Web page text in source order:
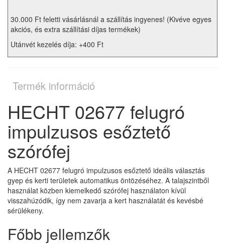
30.000 Ft feletti vásárlásnál a szállítás ingyenes! (Kivéve egyes
akciós, és extra szállítási díjas termékek)
Utánvét kezelés díja: +400 Ft
Termék információ
HECHT 02677 felugró
impulzusos esőztető
szórófej
A HECHT 02677 felugró impulzusos esőztető ideális választás
gyep és kerti területek automatikus öntözéséhez. A talajszintből
használat közben kiemelkedő szórófej használaton kívül
visszahúzódik, így nem zavarja a kert használatát és kevésbé
sérülékeny.
Főbb jellemzők